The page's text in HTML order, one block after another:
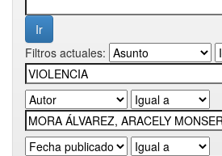
Filtros actuales: